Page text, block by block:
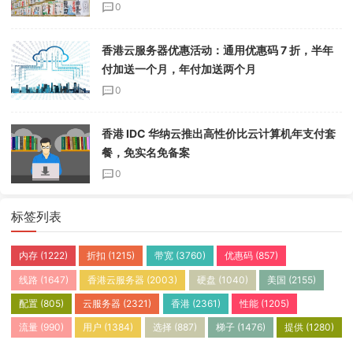
0
香港云服务器优惠活动：通用优惠码 7 折，半年
付加送一个月，年付加送两个月
0
香港 IDC 华纳云推出高性价比云计算机年支付套
餐，免实名免备案
0
标签列表
内存 (1222) 折扣 (1215) 带宽(3760) 优惠码(857)
线路 (1647) 香港云服务器 (2003) 硬盘 (1040) 美国 (2155)
配置 (805) 云服务器 (2321) 香港(2361) 性能(1205)
流量 (990) 用户 (1384) 选择 (887) 梯子(1476) 提供 (1280)